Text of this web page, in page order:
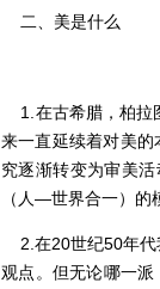
二、美是什么
1.在古希腊，柏拉
来一直延续着对美
究逐渐转变为审美
（人—世界合一）的
2.在20世纪50年
观点。但无论哪一